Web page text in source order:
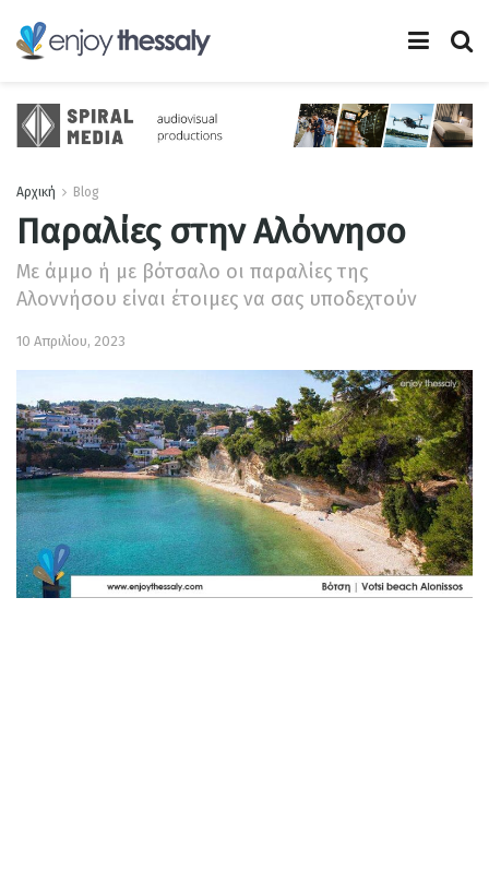
Αρχική Blog
Παραλίες στην Αλόννησο
Με άμμο ή με βότσαλο οι παραλίες της
Αλοννήσου είναι έτοιμες να σας υποδεχτούν
10 Απριλίου, 2023